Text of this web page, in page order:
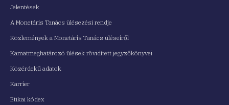
Jelentések
A Monetáris Tanács ülésezési rendje
Közlemények a Monetáris Tanács üléseiről
Kamatmeghatározó ülések rövidített jegyzőkönyvei
Közérdekű adatok
Karrier
Etikai kódex